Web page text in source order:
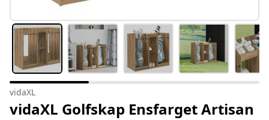
vidaXL
vidaXL Golfskap Ensfarget Artisan